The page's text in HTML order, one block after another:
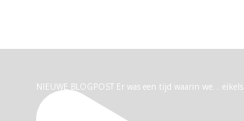
NIEUWE BLOGPOST Er was een tijd waarin we… eikels